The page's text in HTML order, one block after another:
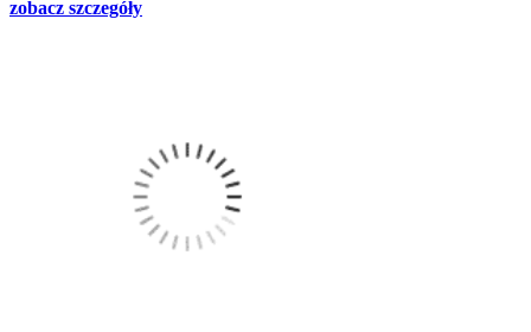
zobacz szczegóły